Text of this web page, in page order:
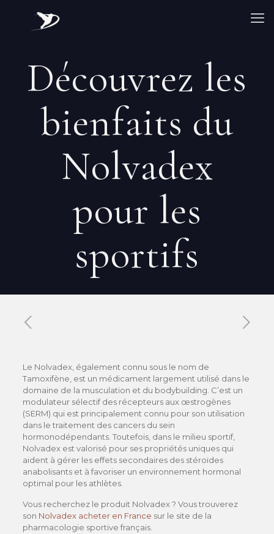
Découvrez les
bienfaits du
Nolvadex
pour les
sportifs
Le Nolvadex, également connu sous le nom de
Tamoxifène, est un médicament largement utilisé dans le
domaine de la musculation et du bodybuilding. C’est un
modulateur sélectif des récepteurs aux œstrogènes
(SERM) qui est principalement connu pour son utilisation
dans le traitement des cancers du sein
hormonodépendants. Toutefois, dans le milieu sportif,
Nolvadex est valorisé pour ses propriétés uniques qui
aident à gérer les effets secondaires des stéroïdes
anabolisants et à favoriser un environnement hormonal
optimal pour les athlètes.
Vous recherchez le produit Nolvadex ? Vous trouverez
son Nolvadex acheter en France sur le site de la
pharmacologie sportive français.